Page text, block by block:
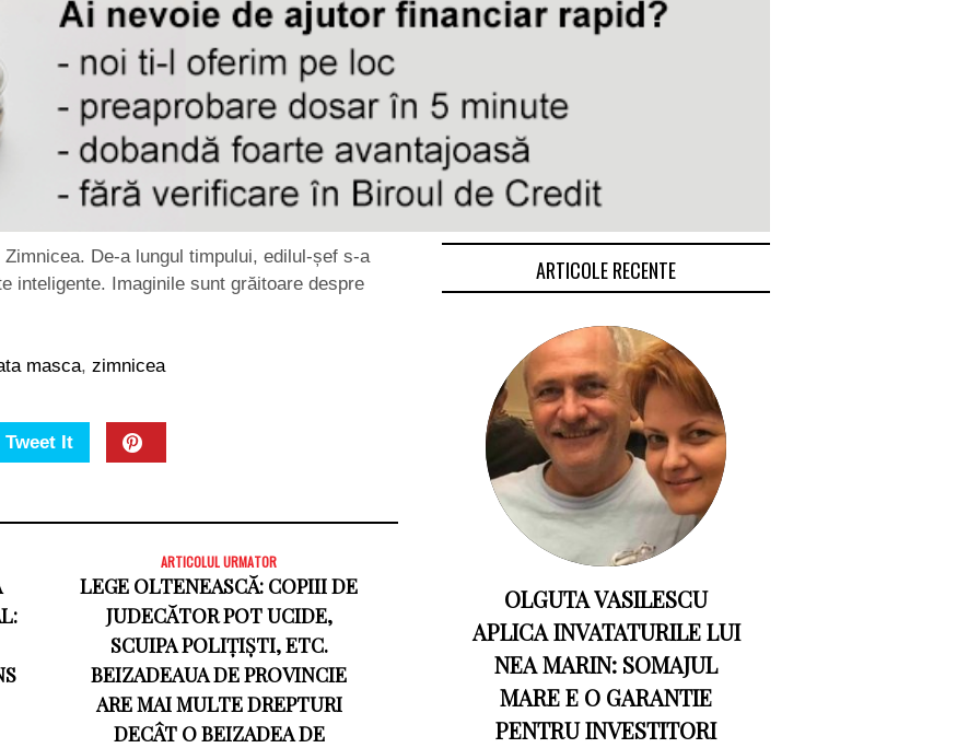
De-a lungul timpului, edilul-șef s-a
inteligente. Imaginile sunt grăitoare despre
masca, zimnicea
Tweet It
ARTICOLUL URMATOR
LEGE OLTENEASCĂ: COPIII DE
JUDECĂTOR POT UCIDE,
SCUIPA POLIȚIȘTI, ETC.
BEIZADEAUA DE PROVINCIE
ARE MAI MULTE DREPTURI
DECÂT O BEIZADEA DE
ARTICOLE RECENTE
OLGUTA VASILESCU
APLICA INVATATURILE LUI
NEA MARIN: SOMAJUL
MARE E O GARANTIE
PENTRU INVESTITORI